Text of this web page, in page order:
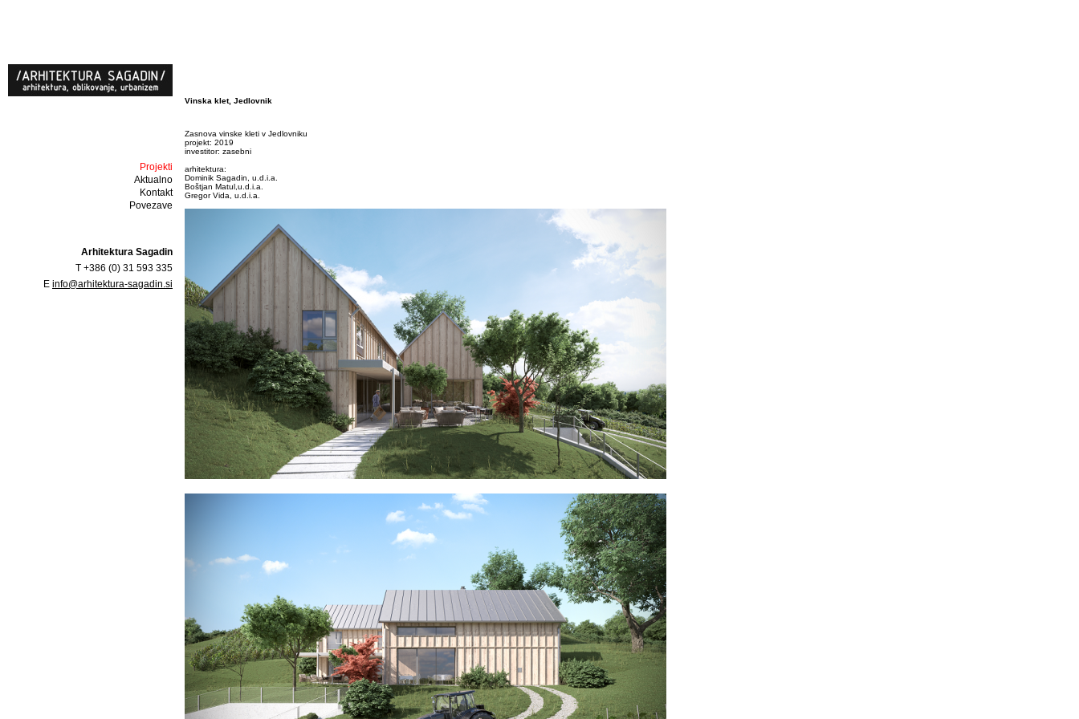
Projekti
Aktualno
Kontakt
Povezave
Arhitektura Sagadin
T +386 (0) 31 593 335
E info@arhitektura-sagadin.si
Vinska klet, Jedlovnik
Zasnova vinske kleti v Jedlovniku
projekt: 2019
investitor: zasebni
arhitektura:
Dominik Sagadin, u.d.i.a.
Boštjan Matul,u.d.i.a.
Gregor Vida, u.d.i.a.